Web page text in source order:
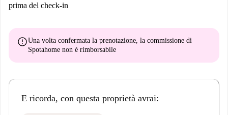
prima del check-in
errorUna volta confermata la prenotazione, la commissione di
Spotahome non è rimborsabile
E ricorda, con questa proprietà avrai: